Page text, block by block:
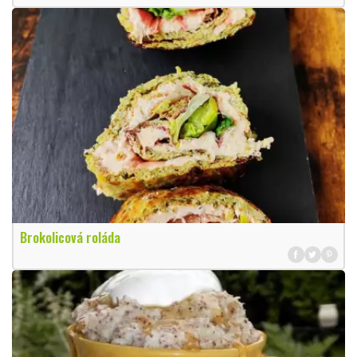
Brokolicová roláda